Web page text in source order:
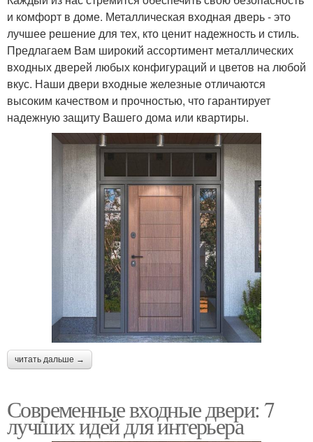
и комфорт в доме. Металлическая входная дверь - это
лучшее решение для тех, кто ценит надежность и стиль.
Предлагаем Вам широкий ассортимент металлических
входных дверей любых конфигураций и цветов на любой
вкус. Наши двери входные железные отличаются
высоким качеством и прочностью, что гарантирует
надежную защиту Вашего дома или квартиры.
читать дальше →
Современные входные двери: 7
лучших идей для интерьера